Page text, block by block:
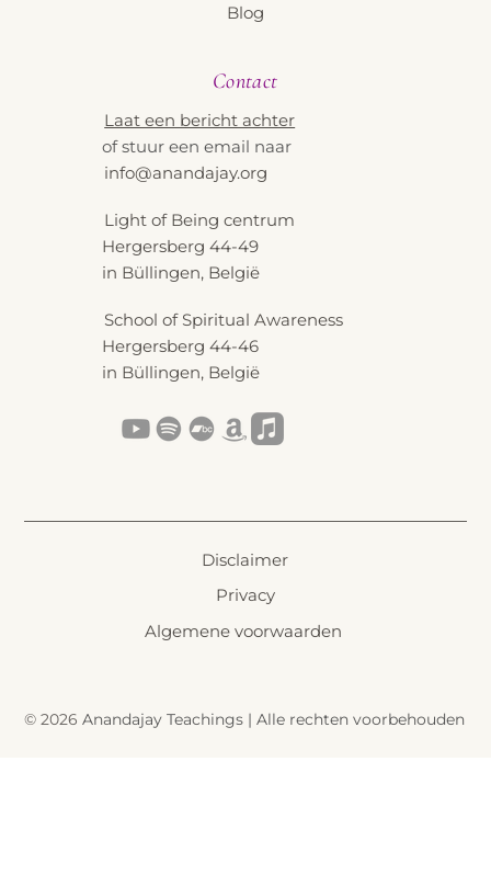
Disclaimer
Privacy
Algemene voorwaarden
© 2026 Anandajay Teachings | Alle rechten voorbehouden
Contact
Laat een bericht achter
of stuur een email naar
info@anandajay.org
Light of Being centrum
Hergersberg 44-49
in Büllingen, België
School of Spiritual Awareness
Hergersberg 44-46
in Büllingen, België
Blog